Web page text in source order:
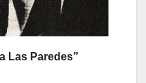
Las Paredes”